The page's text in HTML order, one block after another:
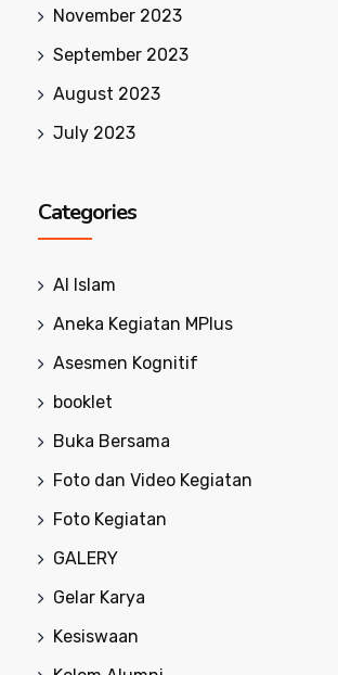
November 2023
September 2023
August 2023
July 2023
Categories
Al Islam
Aneka Kegiatan MPlus
Asesmen Kognitif
booklet
Buka Bersama
Foto dan Video Kegiatan
Foto Kegiatan
GALERY
Gelar Karya
Kesiswaan